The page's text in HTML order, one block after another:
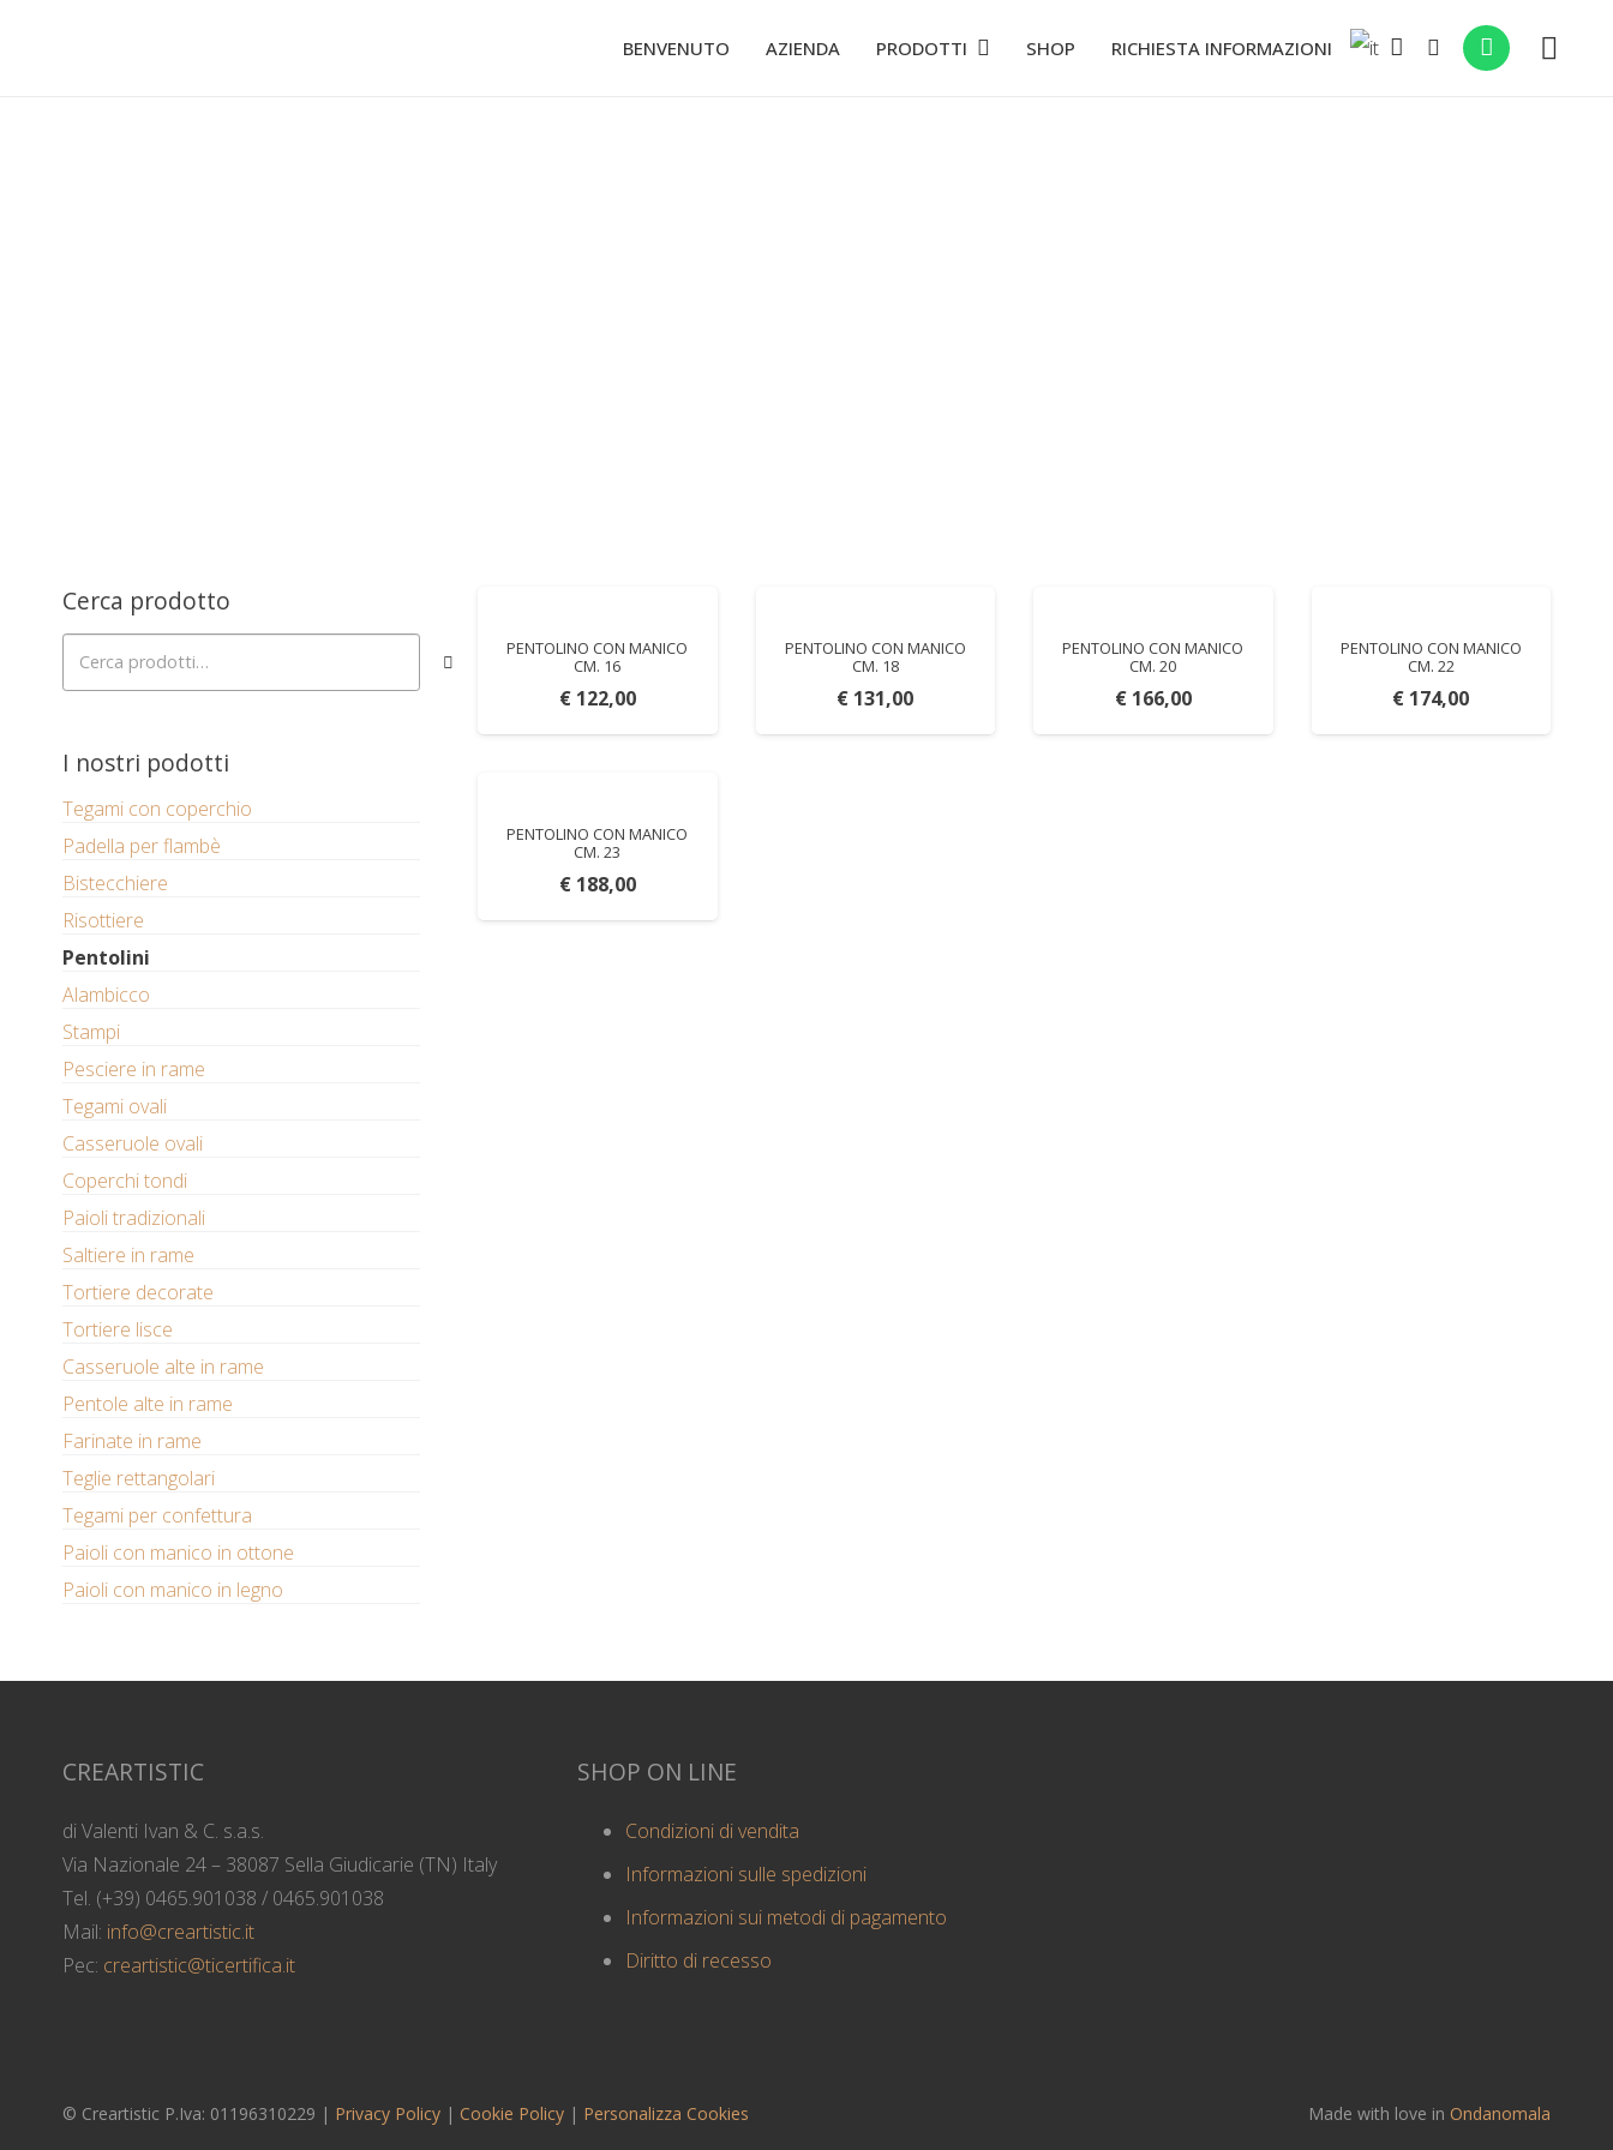
BENVENUTO AZIENDA PRODOTTI SHOP RICHIESTA INFORMAZIONI
Cerca prodotto
I nostri podotti
Tegami con coperchio
Padella per flambè
Bistecchiere
Risottiere
Pentolini
Alambicco
Stampi
Pesciere in rame
Tegami ovali
Casseruole ovali
Coperchi tondi
Paioli tradizionali
Saltiere in rame
Tortiere decorate
Tortiere lisce
Casseruole alte in rame
Pentole alte in rame
Farinate in rame
Teglie rettangolari
Tegami per confettura
Paioli con manico in ottone
Paioli con manico in legno
PENTOLINO CON MANICO
CM. 16
€122,00
PENTOLINO CON MANICO
CM. 18
€ 131,00
PENTOLINO CON MANICO
CM. 20
€166,00
PENTOLINO CON MANICO
CM. 22
€ 174,00
PENTOLINO CON MANICO
CM. 23
€188,00
CREARTISTIC
di Valenti Ivan & C. s.a.s.
Via Nazionale 24 – 38087 Sella Giudicarie (TN) Italy
Tel. (+39) 0465.901038 / 0465.901038
Mail: info@creartistic.it
Pec: creartistic@ticertifica.it
SHOP ON LINE
Condizioni di vendita
Informazioni sulle spedizioni
Informazioni sui metodi di pagamento
Diritto di recesso
© Creartistic P.Iva: 01196310229 | Privacy Policy | Cookie Policy | Personalizza Cookies Made with love in Ondanomala